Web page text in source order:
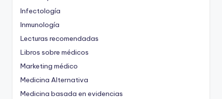
Infectología
Inmunología
Lecturas recomendadas
Libros sobre médicos
Marketing médico
Medicina Alternativa
Medicina basada en evidencias